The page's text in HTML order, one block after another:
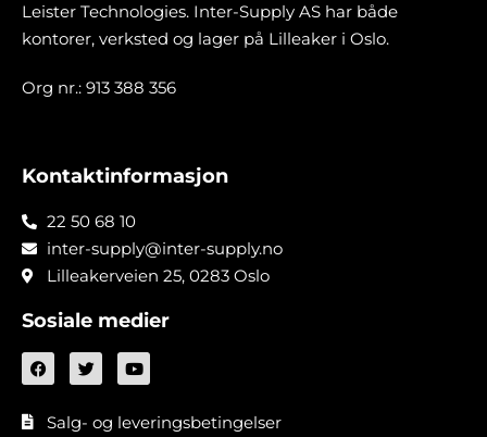
Leister Technologies. Inter-Supply AS har både
kontorer, verksted og lager på Lilleaker i Oslo.
Org nr.: 913 388 356
Kontaktinformasjon
22 50 68 10
inter-supply@inter-supply.no
Lilleakerveien 25, 0283 Oslo
Sosiale medier
Salg- og leveringsbetingelser